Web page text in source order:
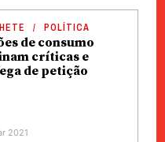
POLÍTICA
de consumo
críticas e
de petição
2021